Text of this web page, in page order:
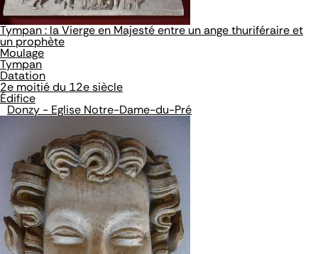
Tympan : la Vierge en Majesté entre un ange thuriféraire et
un prophète
Moulage
Tympan
Datation
2e moitié du 12e siècle
Édifice
Donzy - Eglise Notre-Dame-du-Pré